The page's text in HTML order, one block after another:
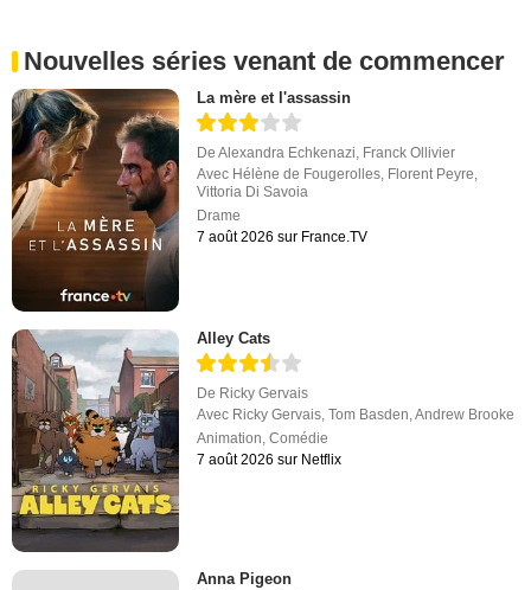
Nouvelles séries venant de commencer
La mère et l'assassin
DeAlexandra Echkenazi Franck Ollivier
Avec Hélène de Fougerolles Florent Peyre
Vittoria Di Savoia
Drame
7 août 2026 sur France.TV
Alley Cats
De Ricky Gervais
Avec Ricky Gervais,Tom Basden,Andrew Brooke
Animation,Comédie
7 août 2026 sur Netflix
Anna Pigeon